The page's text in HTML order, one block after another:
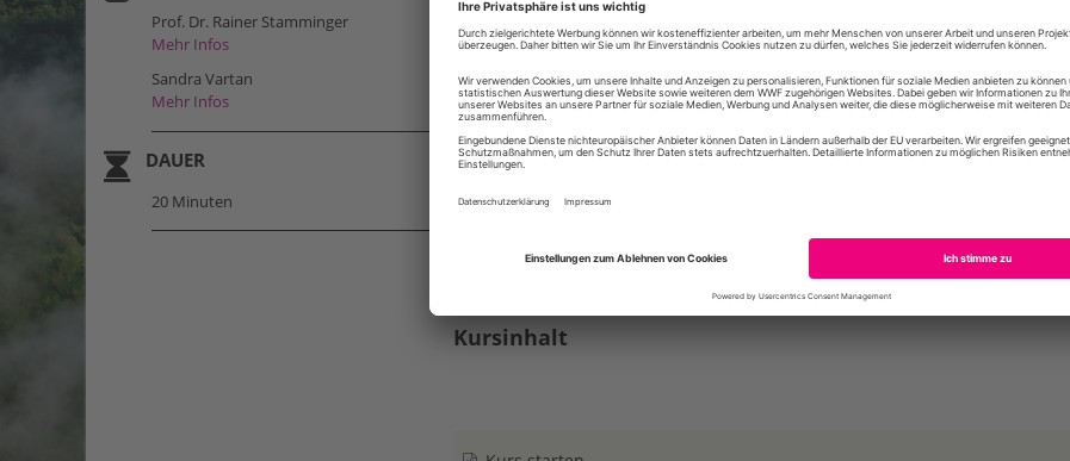
Prof. Dr. Rainer Stamminger
Mehr Infos
Sandra Vartan
Mehr Infos
DAUER
20 Minuten
Folgende Inhalte erwarten Dich:
Grundlagen der Waschwirkung
Energie sparen durch niedrige Temperaturen
Waschmittelwirkung bei 30 °C
Kleidung schonen & Lebensdauer verlängern
Moderne Waschprogramme verstehen
Ausnahmen – Wann heiß gewaschen werden sollte
Kursinhalt